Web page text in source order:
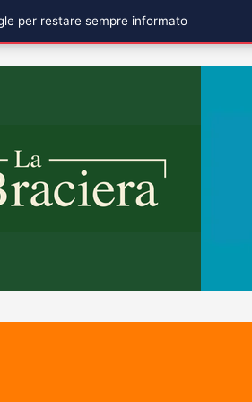
per restare sempre informato